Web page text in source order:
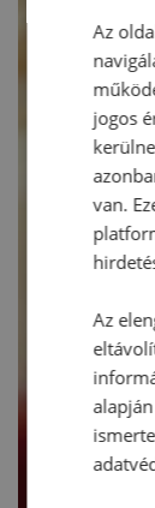
Az
jogos
van.
Az